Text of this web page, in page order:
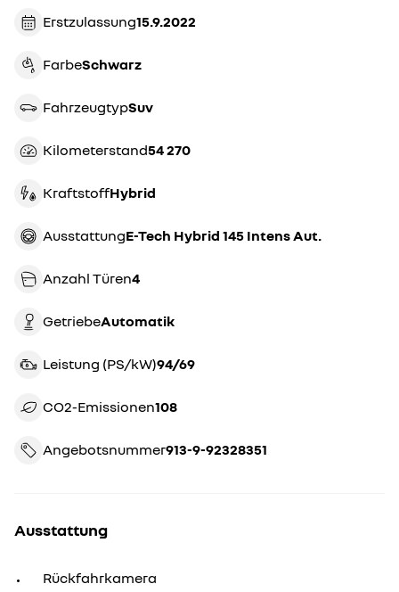
Erstzulassung 15.9.2022
Farbe schwarz
Fahrzeugtyp suv
Kilometerstand 54 270
Kraftstoff Hybrid
Ausstattung E-Tech Hybrid 145 Intens Aut.
Anzahl Türen4
Getriebe automatik
Leistung (PS/kW) 94/69
CO2-Emissionen 108
Angebotsnummer 913-9-92328351
Ausstattung
Rückfahrkamera